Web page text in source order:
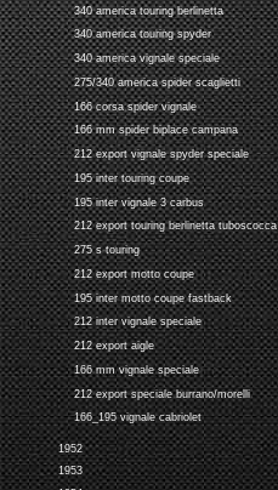
340 america touring berlinetta
340 america touring spyder
340 america vignale speciale
275/340 america spider scaglietti
166 corsa spider vignale
166 mm spider biplace campana
212 export vignale spyder speciale
195 inter touring coupe
195 inter vignale 3 carbus
212 export touring berlinetta tuboscocca
275 s touring
212 export motto coupe
195 inter motto coupe fastback
212 inter vignale speciale
212 export aigle
166 mm vignale speciale
212 export speciale burrano/morelli
166_195 vignale cabriolet
1952
1953